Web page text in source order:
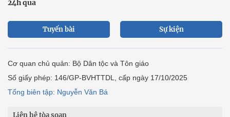
24h qua
Tuyến bài Sự kiện
Cơ quan chủ quản: Bộ Dân tộc và Tôn giáo
Số giấy phép: 146/GP-BVHTTDL, cấp ngày 17/10/2025
Tổng biên tập: Nguyễn Văn Bá
Liên hệ tòa soạn